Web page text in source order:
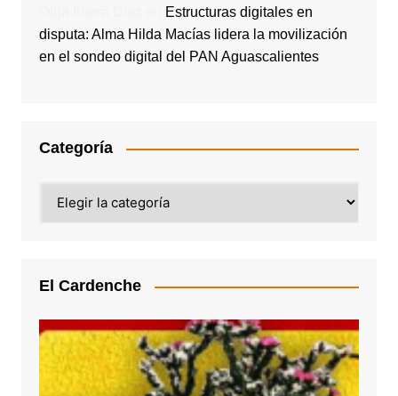
Estructuras digitales en
disputa: Alma Hilda Macías lidera la movilización
en el sondeo digital del PAN Aguascalientes
Categoría
El Cardenche